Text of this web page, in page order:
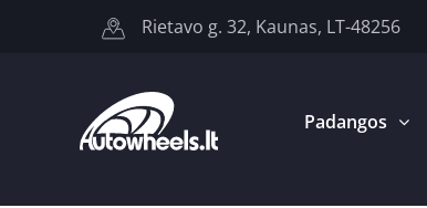
Rietavo g. 32, Kaunas, LT-48256
Padangos